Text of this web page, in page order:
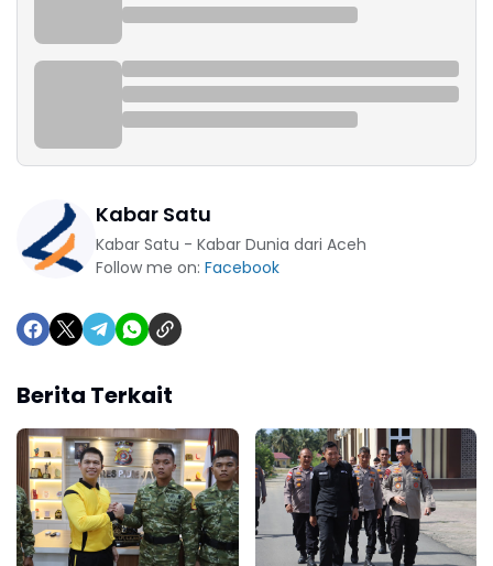
Kabar Satu
Kabar Satu - Kabar Dunia dari Aceh
Follow me on: Facebook
Berita Terkait